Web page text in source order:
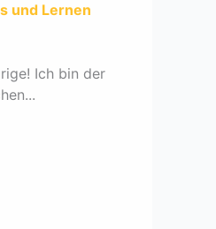
und Lernen
Ich bin der